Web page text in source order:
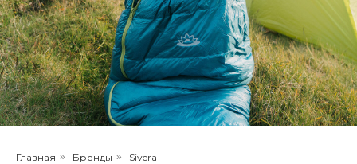
Главная » Бренды » Sivera